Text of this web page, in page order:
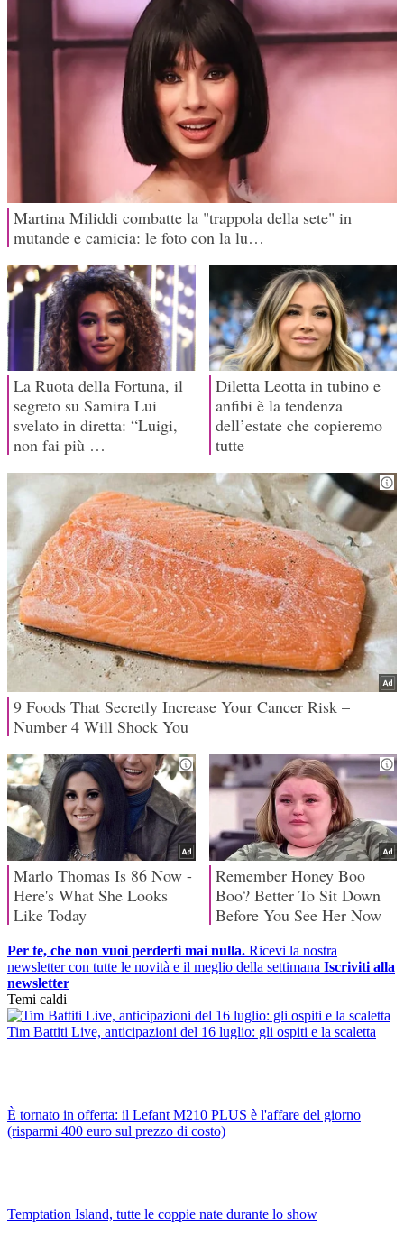
Per te, che non vuoi perderti mai nulla. Ricevi la nostra
newsletter con tutte le novità e il meglio della settimana Iscriviti alla
newsletter
Temi caldi
Tim Battiti Live, anticipazioni del 16 luglio: gli ospiti e la scaletta
È tornato in offerta: il Lefant M210 PLUS è l'affare del giorno
(risparmi 400 euro sul prezzo di costo)
Temptation Island, tutte le coppie nate durante lo show